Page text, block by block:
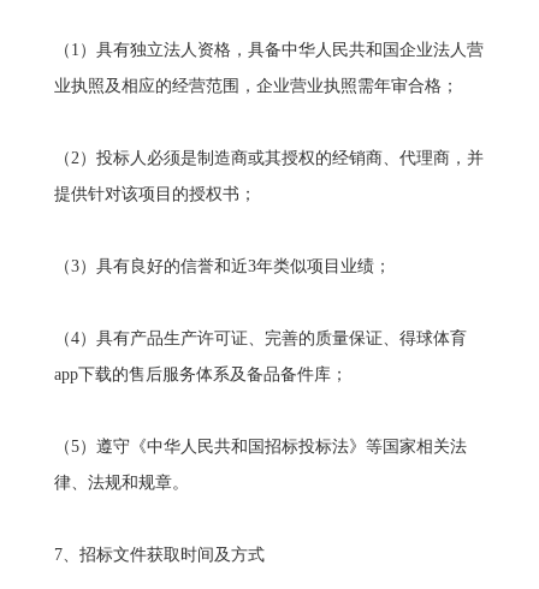
（1）具有独立法人资格，具备中华人民共和国企业法人营
业执照及相应的经营范围，企业营业执照需年审合格；
（2）投标人必须是制造商或其授权的经销商、代理商，并
提供针对该项目的授权书；
（3）具有良好的信誉和近3年类似项目业绩；
（4）具有产品生产许可证、完善的质量保证、得球体育
app下载的售后服务体系及备品备件库；
（5）遵守《中华人民共和国招标投标法》等国家相关法
律、法规和规章。
7、招标文件获取时间及方式